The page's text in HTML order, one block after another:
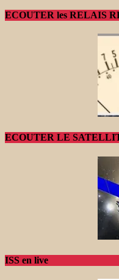
ECOUTER les RELAIS
ECOUTER LE
ISS en live